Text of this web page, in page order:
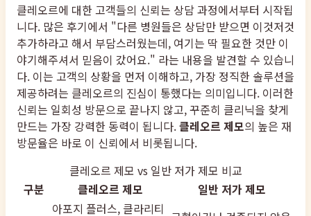
클레오르에 대한 고객들의 신뢰는 상담 과정에서부터 시작됩
니다. 많은 후기에서 "다른 병원들은 상담만 받으면 이것저것
추가하라고 해서 부담스러웠는데, 여기는 딱 필요한 것만 이
야기해주셔서 믿음이 갔어요." 라는 내용을 발견할 수 있습니
다. 이는 고객의 상황을 먼저 이해하고, 가장 정직한 솔루션을
제공하려는 클레오르의 진심이 통했다는 의미입니다. 이러한
신뢰는 일회성 방문으로 끝나지 않고, 꾸준히 클리닉을 찾게
만드는 가장 강력한 동력이 됩니다.클레오르 제모의 높은 재
방문율은 바로 이 신뢰에서 비롯됩니다.
클레오르 제모 vs 일반 저가 제모 비교
구분
클레오르 제모 일반 저가 제모
아포지 플러스, 클라리티